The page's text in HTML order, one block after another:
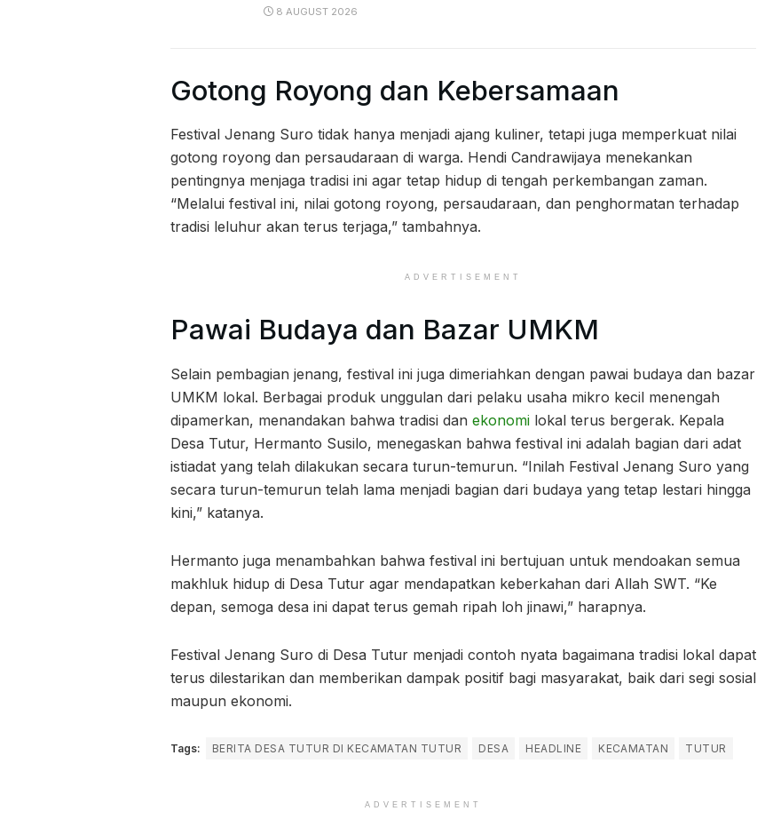
8 AUGUST 2026
Gotong Royong dan Kebersamaan
Festival Jenang Suro tidak hanya menjadi ajang kuliner, tetapi juga memperkuat nilai
gotong royong dan persaudaraan di warga. Hendi Candrawijaya menekankan
pentingnya menjaga tradisi ini agar tetap hidup di tengah perkembangan zaman.
“Melalui festival ini, nilai gotong royong, persaudaraan, dan penghormatan terhadap
tradisi leluhur akan terus terjaga,” tambahnya.
ADVERTISEMENT
Pawai Budaya dan Bazar UMKM
Selain pembagian jenang, festival ini juga dimeriahkan dengan pawai budaya dan bazar
UMKM lokal. Berbagai produk unggulan dari pelaku usaha mikro kecil menengah
dipamerkan, menandakan bahwa tradisi dan ekonomi lokal terus bergerak. Kepala
Desa Tutur, Hermanto Susilo, menegaskan bahwa festival ini adalah bagian dari adat
istiadat yang telah dilakukan secara turun-temurun. “Inilah Festival Jenang Suro yang
secara turun-temurun telah lama menjadi bagian dari budaya yang tetap lestari hingga
kini,” katanya.
Hermanto juga menambahkan bahwa festival ini bertujuan untuk mendoakan semua
makhluk hidup di Desa Tutur agar mendapatkan keberkahan dari Allah SWT. “Ke
depan, semoga desa ini dapat terus gemah ripah loh jinawi,” harapnya.
Festival Jenang Suro di Desa Tutur menjadi contoh nyata bagaimana tradisi lokal dapat
terus dilestarikan dan memberikan dampak positif bagi masyarakat, baik dari segi sosial
maupun ekonomi.
Tags: BERITA DESA TUTUR DI KECAMATAN TUTUR DESA HEADLINE KECAMATAN TUTUR
ADVERTISEMENT